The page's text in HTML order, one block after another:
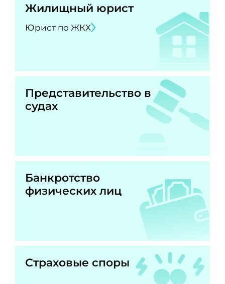
Жилищный юрист
Юрист по ЖКХ
Представительство в
судах
Банкротство
физических лиц
Страховые споры